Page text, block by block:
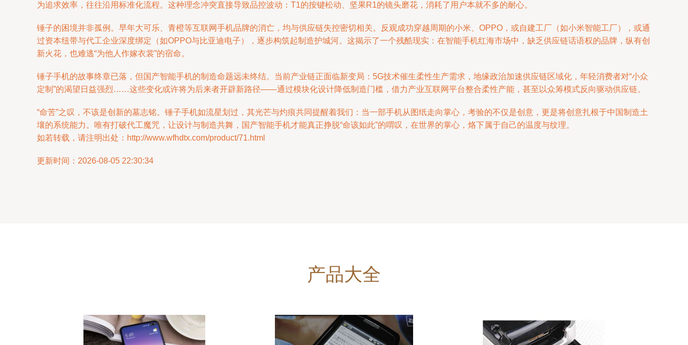
为追求效率，往往沿用标准化流程。这种理念冲突直接导致品控波动：T1的按键松动、坚果R1的镜头磨花，消耗了用户本就不多的耐心。
锤子的困境并非孤例。早年大可乐、青橙等互联网手机品牌的消亡，均与供应链失控密切相关。反观成功穿越周期的小米、OPPO，或自建工厂（如小米智能工厂），或通
过资本纽带与代工企业深度绑定（如OPPO与比亚迪电子），逐步构筑起制造护城河。这揭示了一个残酷现实：在智能手机红海市场中，缺乏供应链话语权的品牌，纵有创
新火花，也难逃“为他人作嫁衣裳”的宿命。
锤子手机的故事终章已落，但国产智能手机的制造命题远未终结。当前产业链正面临新变局：5G技术催生柔性生产需求，地缘政治加速供应链区域化，年轻消费者对“小众
定制”的渴望日益强烈……这些变化或许将为后来者开辟新路径——通过模块化设计降低制造门槛，借力产业互联网平台整合柔性产能，甚至以众筹模式反向驱动供应链。
“命苦”之叹，不该是创新的墓志铭。锤子手机如流星划过，其光芒与灼痕共同提醒着我们：当一部手机从图纸走向掌心，考验的不仅是创意，更是将创意扎根于中国制造土
壤的系统能力。唯有打破代工魔咒，让设计与制造共舞，国产智能手机才能真正挣脱“命该如此”的喟叹，在世界的掌心，烙下属于自己的温度与纹理。
如若转载，请注明出处：http://www.wfhdtx.com/product/71.html
更新时间：2026-08-05 22:30:34
产品大全